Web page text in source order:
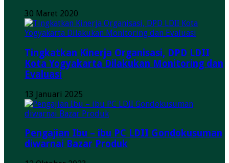
30 Maret 2020
Tingkatkan Kinerja Organisasi, DPD LDII
Kota Yogyakarta Dilakukan Monitoring dan
Evaluasi
13 Januari 2025
Pengajian Ibu – ibu PC LDII Gondokusuman
diwarnai Bazar Produk